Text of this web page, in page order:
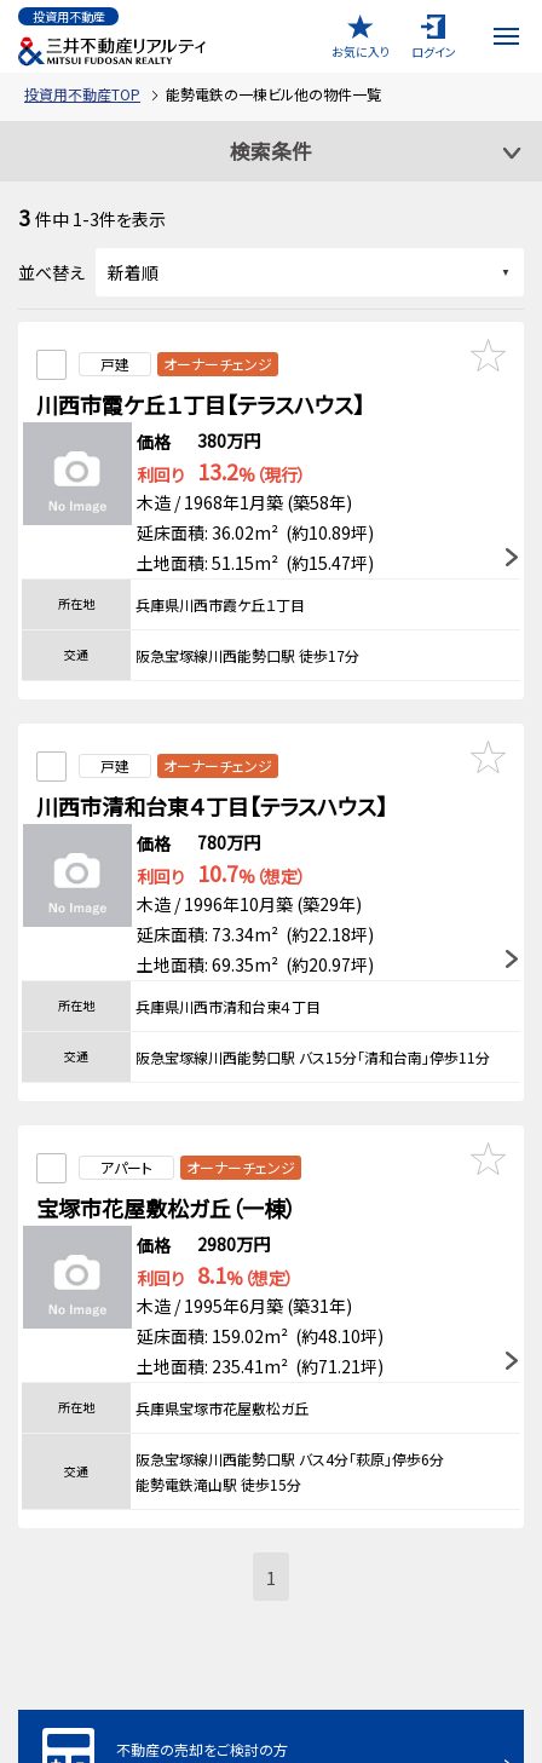
投資用不動産
お気に入り
ログイン
投資用不動産TOP 能勢電鉄の一棟ビル他の物件一覧
検索条件
3 件中 1-3件を表示
並べ替え
戸建 オーナーチェンジ
川西市霞ケ丘１丁目【テラスハウス】
価格
380万円
利回り
13.2%（現行）
木造 / 1968年1月築 (築58年)
延床面積: 36.02m² (約10.89坪)
土地面積: 51.15m² (約15.47坪)
所在地 兵庫県川西市霞ケ丘１丁目
交通 阪急宝塚線川西能勢口駅 徒歩17分
戸建 オーナーチェンジ
川西市清和台東４丁目【テラスハウス】
価格
780万円
利回り
10.7%（想定）
木造 / 1996年10月築 (築29年)
延床面積: 73.34m² (約22.18坪)
土地面積: 69.35m² (約20.97坪)
所在地 兵庫県川西市清和台東４丁目
交通 阪急宝塚線川西能勢口駅 バス15分「清和台南」停歩11分
アパート オーナーチェンジ
宝塚市花屋敷松ガ丘（一棟）
価格
2980万円
利回り 8.1%（想定）
木造 / 1995年6月築 (築31年)
延床面積: 159.02m² (約48.10坪)
土地面積: 235.41m² (約71.21坪)
所在地 兵庫県宝塚市花屋敷松ガ丘
交通
阪急宝塚線川西能勢口駅 バス4分「萩原」停歩6分
能勢電鉄滝山駅 徒歩15分
1
不動産の売却をご検討の方